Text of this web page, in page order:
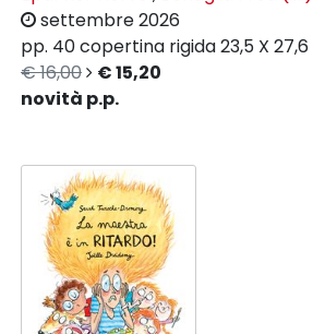
settembre 2026
pp. 40copertina rigida23,5 X 27,6
€ 16,00
€ 15,20
novità p.p.